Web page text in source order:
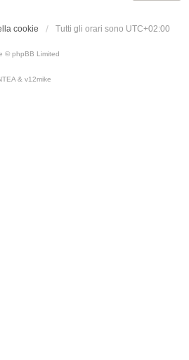
cookie Tutti gli orari sono UTC+02:00
© phpBB Limited
& v12mike